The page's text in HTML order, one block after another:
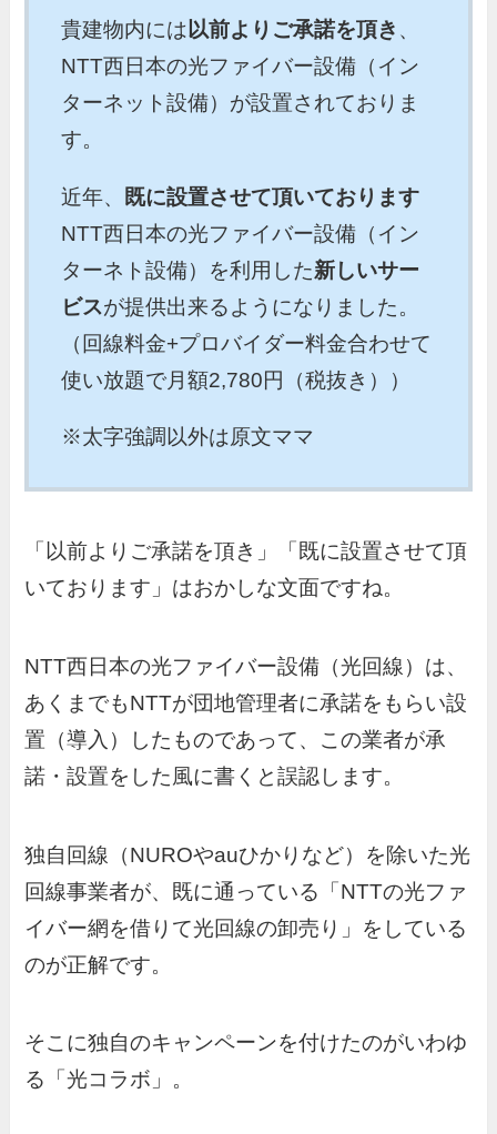
貴建物内には 以前よりご承諾を頂き 、
NTT西日本の光ファイバー設備（イン
ターネット設備）が設置されておりま
す。
近年、
既に設置させて頂いております
NTT西日本の光ファイバー設備（イン
ターネト設備）を利用した新しいサー
ビスが提供出来るようになりました。
（回線料金+プロバイダー料金合わせて
使い放題で月額2,780円（税抜き））
※太字強調以外は原文ママ
「以前よりご承諾を頂き」「既に設置させて頂
いております」はおかしな文面ですね。
NTT西日本の光ファイバー設備（光回線）は、
あくまでもNTTが団地管理者に承諾をもらい設
置（導入）したものであって、この業者が承
諾・設置をした風に書くと誤認します。
独自回線（NUROやauひかりなど）を除いた光
回線事業者が、既に通っている「NTTの光ファ
イバー網を借りて光回線の卸売り」をしている
のが正解です。
そこに独自のキャンペーンを付けたのがいわゆ
る「光コラボ」。